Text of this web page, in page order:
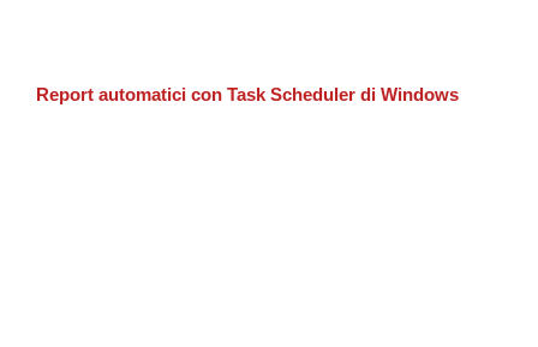
Report automatici con Task Scheduler di Windows